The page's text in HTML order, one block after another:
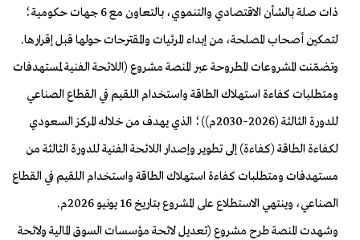
ذات صلة بالشأن الاقتصادي والتنموي، بالتعاون مع 6 جهات حكومية؛
لتمكين أصحاب المصلحة، من إبداء المرئيات والمقترحات حولها قبل إقرارها.
وتضمّنت المشروعات المطروحة عبر المنصة مشروع (اللائحة الفنية لمستهدفات
ومتطلبات كفاءة استهلاك الطاقة واستخدام اللقيم في القطاع الصناعي
للدورة الثالثة (2026–2030م))؛ الذي يهدف من خلاله المركز السعودي
لكفاءة الطاقة (كفاءة) إلى تطوير وإصدار اللائحة الفنية للدورة الثالثة من
مستهدفات ومتطلبات كفاءة استهلاك الطاقة واستخدام اللقيم في القطاع
الصناعي، وينتهي الاستطلاع على المشروع بتاريخ 16 يونيو 2026م.
وشهدت المنصة طرح مشروع (تعديل لائحة مؤسسات السوق المالية ولائحة